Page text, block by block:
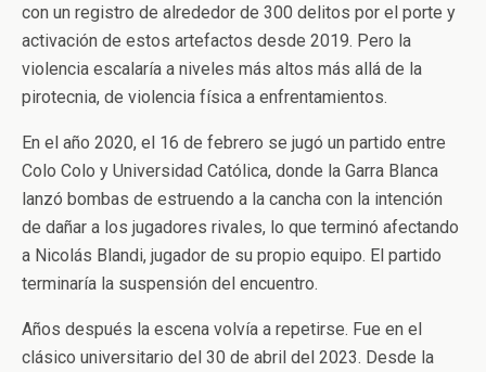
con un registro de alrededor de 300 delitos por el porte y
activación de estos artefactos desde 2019. Pero la
violencia escalaría a niveles más altos más allá de la
pirotecnia, de violencia física a enfrentamientos.
En el año 2020, el 16 de febrero se jugó un partido entre
Colo Colo y Universidad Católica, donde la Garra Blanca
lanzó bombas de estruendo a la cancha con la intención
de dañar a los jugadores rivales, lo que terminó afectando
a Nicolás Blandi, jugador de su propio equipo. El partido
terminaría la suspensión del encuentro.
Años después la escena volvía a repetirse. Fue en el
clásico universitario del 30 de abril del 2023. Desde la